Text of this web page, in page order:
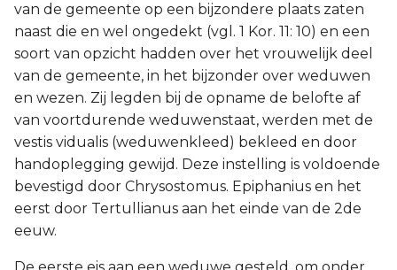
van de gemeente op een bijzondere plaats zaten
naast die en wel ongedekt (vgl. 1 Kor. 11: 10) en een
soort van opzicht hadden over het vrouwelijk deel
van de gemeente, in het bijzonder over weduwen
en wezen. Zij legden bij de opname de belofte af
van voortdurende weduwenstaat, werden met de
vestis vidualis (weduwenkleed) bekleed en door
handoplegging gewijd. Deze instelling is voldoende
bevestigd door Chrysostomus. Epiphanius en het
eerst door Tertullianus aan het einde van de 2de
eeuw.